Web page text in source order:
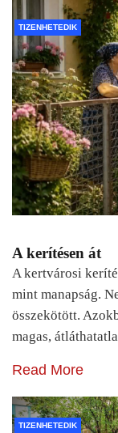
TIZENHETEDIK
A kerítésen át
A kertvárosi
mint manapság.
összekötött.
magas,
Read More
TIZENHETEDIK